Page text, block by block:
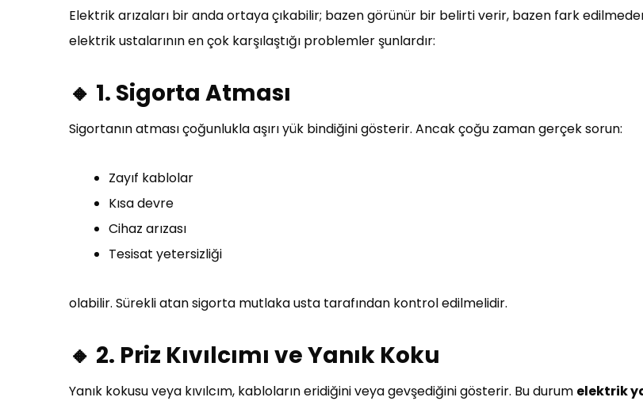
Elektrik arızaları bir anda ortaya çıkabilir; bazen görünür bir belirti verir, bazen fark
elektrik ustalarının en çok karşılaştığı problemler şunlardır:
🔸 1. Sigorta Atması
Sigortanın atması çoğunlukla aşırı yük bindiğini gösterir. Ancak çoğu zaman gerçek sorun:
Zayıf kablolar
Kısa devre
Cihaz arızası
Tesisat yetersizliği
olabilir. Sürekli atan sigorta mutlaka usta tarafından kontrol edilmelidir.
🔸 2. Priz Kıvılcımı ve Yanık Koku
Yanık kokusu veya kıvılcım, kabloların eridiğini veya gevşediğini gösterir. Bu durum elektrik